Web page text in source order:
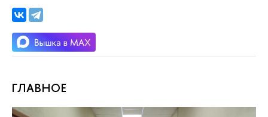
ГЛАВНОЕ